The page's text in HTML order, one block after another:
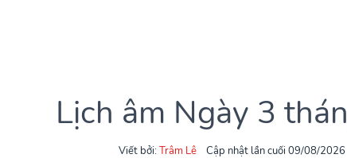
Lịch âm Ngày 3
Viết bởi: Trâm Lê Cập nhật lần cuối 09/08/2026